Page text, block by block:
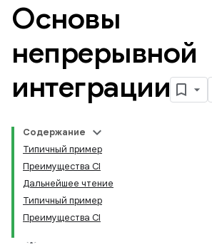
Основы
непрерывной
интеграции
Содержание
Типичный пример
Преимущества CI
Дальнейшее чтение
Типичный пример
Преимущества CI